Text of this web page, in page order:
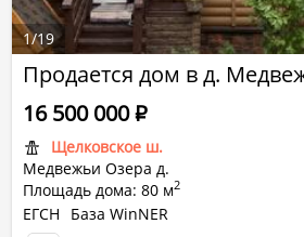
Продается дом в д.
Щелковское ш.
Медвежьи Озера д.
Площадь дома: 80 м2
16 500 000Р
ЕГСН
База WinNER
1/19